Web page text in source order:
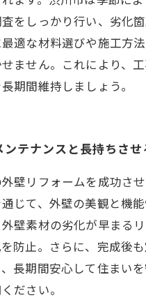
をしっかり行い、劣化
適な材料選びや施工方
ません。これにより、
期間維持しましょう。
ンテナンスと長持ちさ
壁リフォームを成功さ
じて、外壁の美観と機
壁素材の劣化が早まる
防止。さらに、完成後
長期間安心して住まい
ださい。